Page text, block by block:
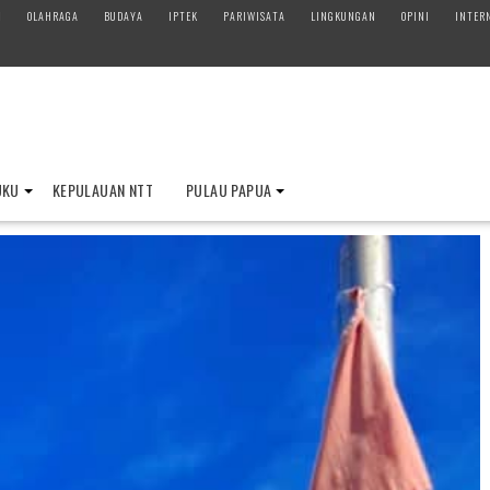
OLAHRAGA BUDAYA IPTEK PARIWISATA LINGKUNGAN OPINI
KEPULAUAN NTT PULAU PAPUA